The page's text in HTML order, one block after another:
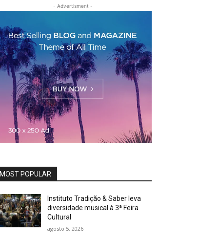
- Advertisment -
MOST POPULAR
Instituto Tradição & Saber leva
diversidade musical à 3ª Feira
Cultural
agosto 5, 2026